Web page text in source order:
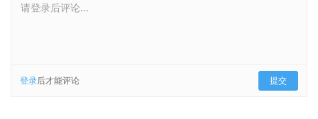
请登录后评论...
登录后才能评论 提交